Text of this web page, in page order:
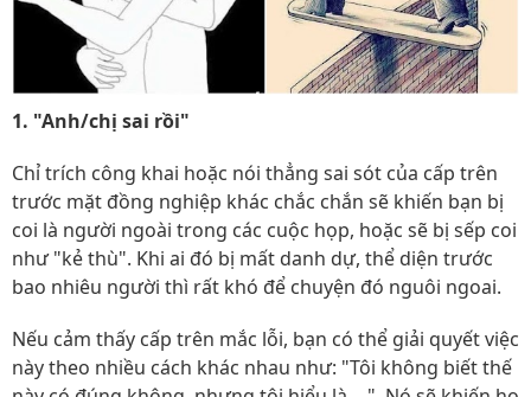
1. "Anh/chị sai rồi"
Chỉ trích công khai hoặc nói thẳng sai sót của cấp trên
trước mặt đồng nghiệp khác chắc chắn sẽ khiến bạn bị
coi là người ngoài trong các cuộc họp, hoặc sẽ bị sếp coi
như "kẻ thù". Khi ai đó bị mất danh dự, thể diện trước
bao nhiêu người thì rất khó để chuyện đó nguôi ngoai.
Nếu cảm thấy cấp trên mắc lỗi, bạn có thể giải quyết việc
này theo nhiều cách khác nhau như: "Tôi không biết thế